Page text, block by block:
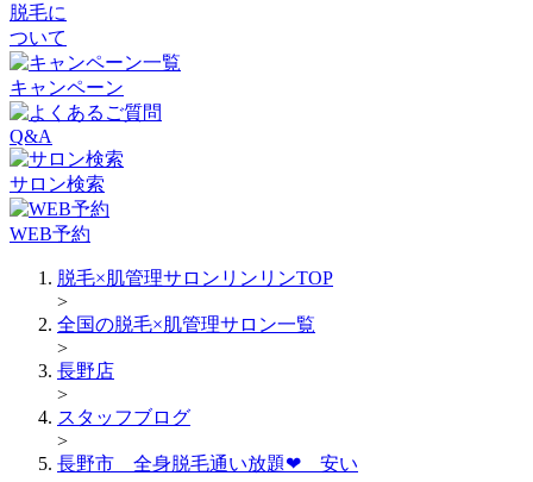
脱毛に
ついて
キャンペーン
Q&A
サロン検索
WEB予約
脱毛×肌管理サロンリンリンTOP
>
全国の脱毛×肌管理サロン一覧
>
長野店
>
スタッフブログ
>
長野市 全身脱毛通い放題❤ 安い